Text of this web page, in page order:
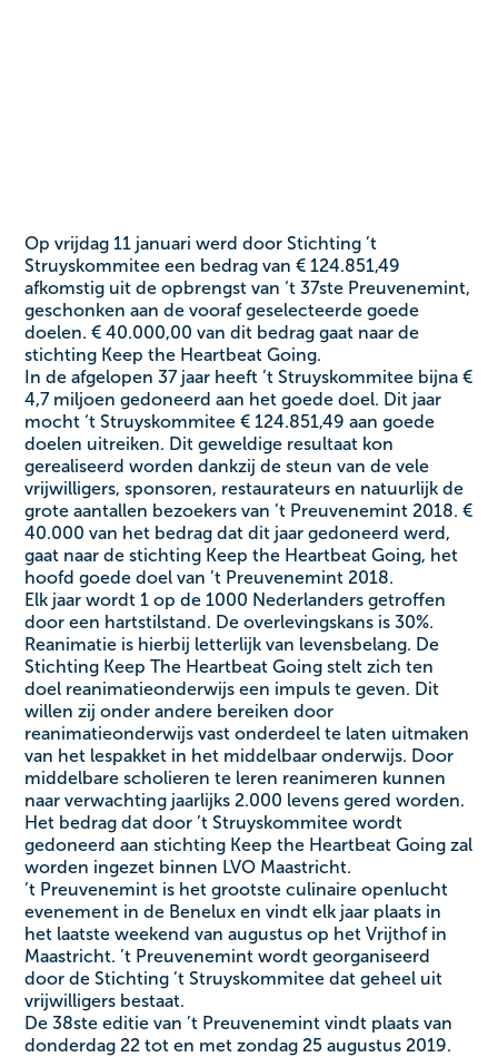
Op vrijdag 11 januari werd door Stichting ’t
Struyskommitee een bedrag van € 124.851,49
afkomstig uit de opbrengst van ‘t 37ste Preuvenemint,
geschonken aan de vooraf geselecteerde goede
doelen. € 40.000,00 van dit bedrag gaat naar de
stichting Keep the Heartbeat Going.
In de afgelopen 37 jaar heeft ’t Struyskommitee bijna €
4,7 miljoen gedoneerd aan het goede doel. Dit jaar
mocht ‘t Struyskommitee € 124.851,49 aan goede
doelen uitreiken. Dit geweldige resultaat kon
gerealiseerd worden dankzij de steun van de vele
vrijwilligers, sponsoren, restaurateurs en natuurlijk de
grote aantallen bezoekers van ’t Preuvenemint 2018. €
40.000 van het bedrag dat dit jaar gedoneerd werd,
gaat naar de stichting Keep the Heartbeat Going, het
hoofd goede doel van ’t Preuvenemint 2018.
Elk jaar wordt 1 op de 1000 Nederlanders getroffen
door een hartstilstand. De overlevingskans is 30%.
Reanimatie is hierbij letterlijk van levensbelang. De
Stichting Keep The Heartbeat Going stelt zich ten
doel reanimatieonderwijs een impuls te geven. Dit
willen zij onder andere bereiken door
reanimatieonderwijs vast onderdeel te laten uitmaken
van het lespakket in het middelbaar onderwijs. Door
middelbare scholieren te leren reanimeren kunnen
naar verwachting jaarlijks 2.000 levens gered worden.
Het bedrag dat door ’t Struyskommitee wordt
gedoneerd aan stichting Keep the Heartbeat Going zal
worden ingezet binnen LVO Maastricht.
’t Preuvenemint is het grootste culinaire openlucht
evenement in de Benelux en vindt elk jaar plaats in
het laatste weekend van augustus op het Vrijthof in
Maastricht. ’t Preuvenemint wordt georganiseerd
door de Stichting ’t Struyskommitee dat geheel uit
vrijwilligers bestaat.
De 38ste editie van ’t Preuvenemint vindt plaats van
donderdag 22 tot en met zondag 25 augustus 2019.